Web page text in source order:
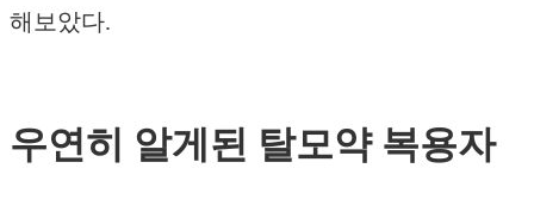
해보았다.
우연히 알게된 탈모약 복용자